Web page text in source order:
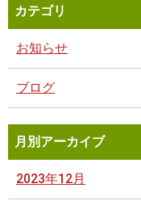
カテゴリ
お知らせ
ブログ
月別アーカイブ
2023年12月